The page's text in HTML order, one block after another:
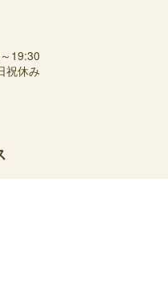
19:30
祝休み